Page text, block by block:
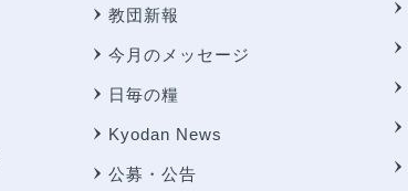
教団新報
今月のメッセージ
日毎の糧
Kyodan News
公募・公告